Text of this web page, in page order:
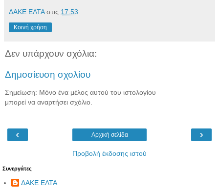
ΔΑΚΕ ΕΛΤΑ στις 17:53
Κοινή χρήση
Δεν υπάρχουν σχόλια:
Δημοσίευση σχολίου
Σημείωση: Μόνο ένα μέλος αυτού του ιστολογίου
μπορεί να αναρτήσει σχόλιο.
‹ ›
Αρχική σελίδα
Προβολή έκδοσης ιστού
Συνεργάτες
ΔΑΚΕ ΕΛΤΑ